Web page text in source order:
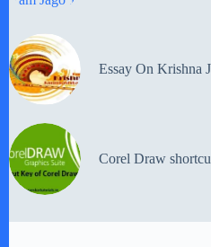
Essay On Krishna
Corel Draw